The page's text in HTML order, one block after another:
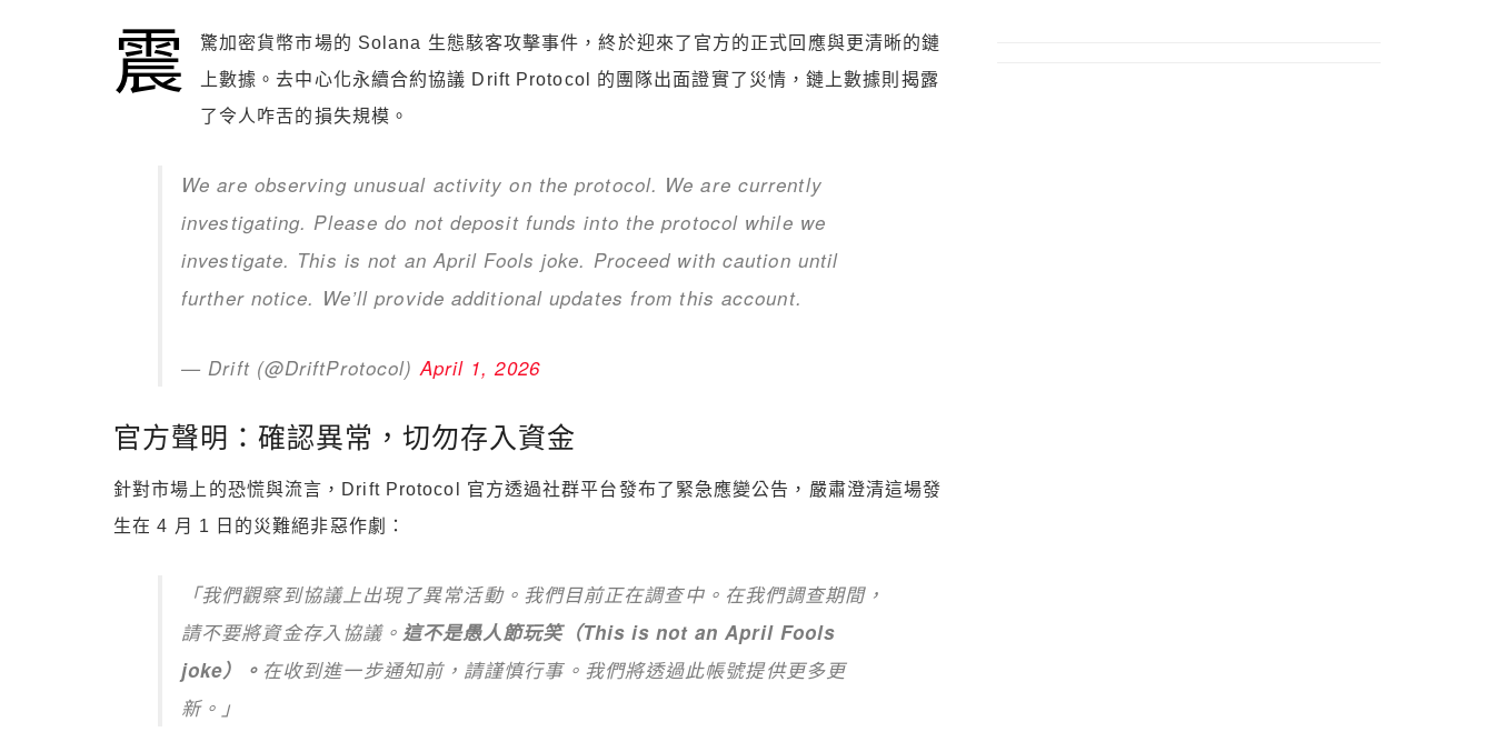
震
驚加密貨幣市場的 Solana 生態駭客攻擊事件，終於迎來了官方的正式回應與更清晰的鏈
上數據。去中心化永續合約協議 Drift Protocol 的團隊出面證實了災情，鏈上數據則揭露
了令人咋舌的損失規模。
We are observing unusual activity on the protocol. We are currently
investigating. Please do not deposit funds into the protocol while we
investigate. This is not an April Fools joke. Proceed with caution until
further notice. We’ll provide additional updates from this account.
— Drift (@DriftProtocol)April 1, 2026
官方聲明：確認異常，切勿存入資金
針對市場上的恐慌與流言，Drift Protocol 官方透過社群平台發布了緊急應變公告，嚴肅澄清這場發
生在 4 月 1 日的災難絕非惡作劇：
「我們觀察到協議上出現了異常活動。我們目前正在調查中。在我們調查期間，
請不要將資金存入協議。這不是愚人節玩笑（This is not an April Fools
joke）。 在收到進一步通知前，請謹慎行事。我們將透過此帳號提供更多更
新。」